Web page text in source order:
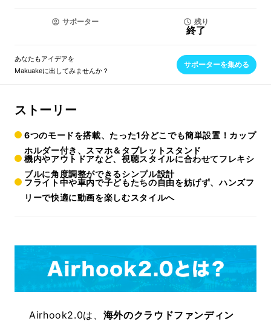
サポーター 残り
終了
あなたもアイデアを
Makuakeに出してみませんか？
サポーターを集める
ストーリー
6つのモードを搭載、たった1分どこでも簡単設置！カップ
ホルダー付き、スマホ＆タブレットスタンド
機内やアウトドアなど、視聴スタイルに合わせてフレキシ
ブルに角度調整ができるシンプル設計
フライト中や車内で子どもたちの自由を妨げず、ハンズフ
リーで快適に動画を楽しむスタイルへ
Airhook2.0は、 海外のクラウドファンディン